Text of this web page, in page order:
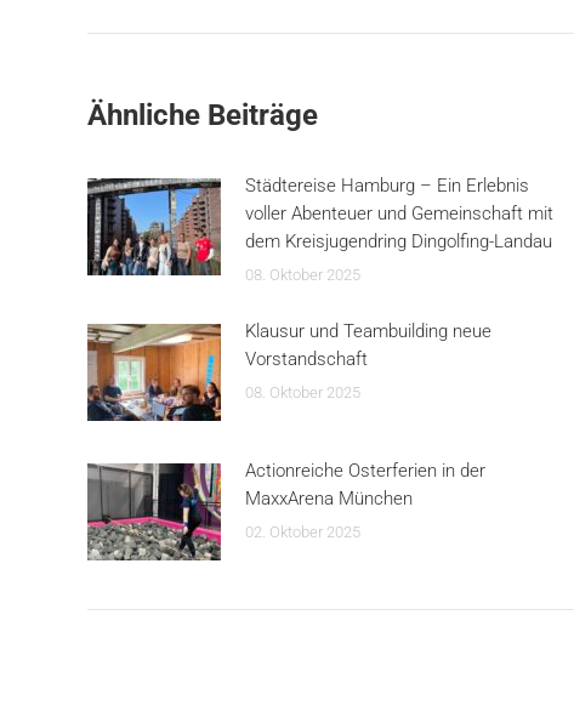
Ähnliche Beiträge
Städtereise Hamburg – Ein Erlebnis
voller Abenteuer und Gemeinschaft mit
dem Kreisjugendring Dingolfing-Landau
08. Oktober 2025
Klausur und Teambuilding neue
Vorstandschaft
08. Oktober 2025
Actionreiche Osterferien in der
MaxxArena München
02. Oktober 2025